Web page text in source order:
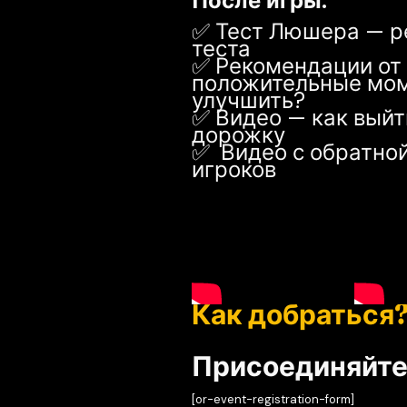
✅ Тест Люшера —
теста
✅ Рекомендации
положительные
улучшить?
✅ Видео — как
дорожку
✅ Видео с
игроков
Как
[or-event-registration-form]